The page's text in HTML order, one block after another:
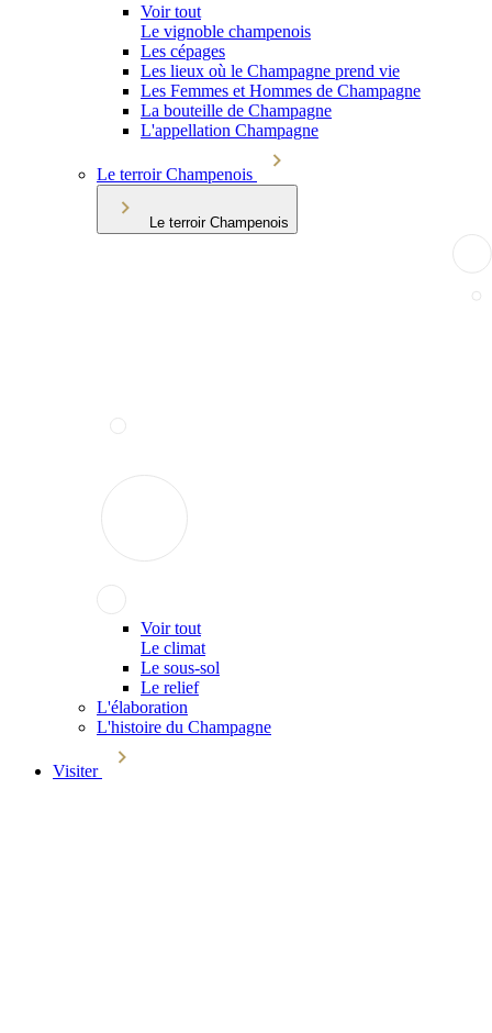
Voir tout
Le vignoble champenois
Les cépages
Les lieux où le Champagne prend vie
Les Femmes et Hommes de Champagne
La bouteille de Champagne
L'appellation Champagne
Le terroir Champenois
Le terroir Champenois
Voir tout
Le climat
Le sous-sol
Le relief
L'élaboration
L'histoire du Champagne
Visiter